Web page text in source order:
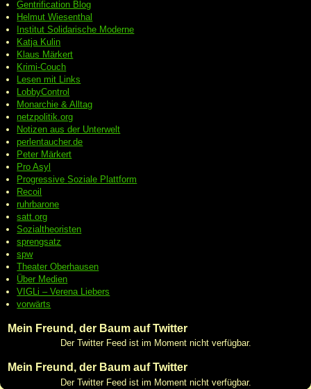
Gentrification Blog
Helmut Wiesenthal
Institut Solidarische Moderne
Katja Kulin
Klaus Märkert
Krimi-Couch
Lesen mit Links
LobbyControl
Monarchie & Alltag
netzpolitik.org
Notizen aus der Unterwelt
perlentaucher.de
Peter Märkert
Pro Asyl
ProgressiveSoziale Plattform
Recoil
ruhrbarone
satt.org
Sozialtheoristen
sprengsatz
spw
Theater Oberhausen
Über Medien
VIGLi – Verena Liebers
vorwärts
Mein Freund, der Baum auf Twitter
Der Twitter Feed ist im Moment nicht verfügbar.
Mein Freund, der Baum auf Twitter
Der Twitter Feed ist im Moment nicht verfügbar.